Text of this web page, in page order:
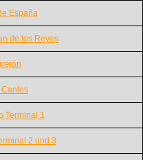
España
de los Reyes
Cantos
Terminal 1
2 und 3